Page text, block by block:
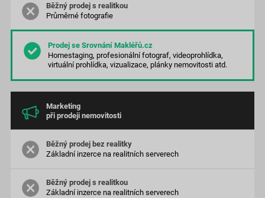
Průměrnéfotografie
Homestaging, profesionální fotograf, videoprohlídka,
virtuální prohlídka, vizualizace, plánky nemovitosti atd.
Marketing
při prodeji nemovitosti
Základní inzerce na realitních serverech
Základní inzerce na realitních serverech